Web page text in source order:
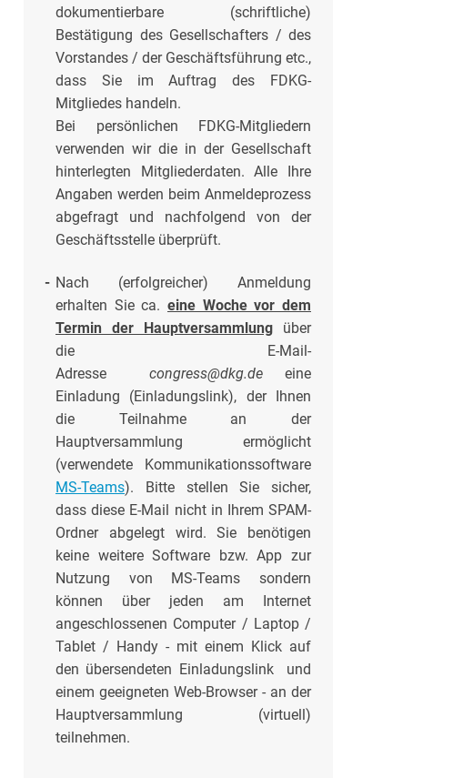
dokumentierbare (schriftliche)
Bestätigung des Gesellschafters / des
Vorstandes / der Geschäftsführung etc.,
dass Sie im Auftrag des FDKG-
Mitgliedes handeln.
Bei persönlichen FDKG-Mitgliedern
verwenden wir die in der Gesellschaft
hinterlegten Mitgliederdaten. Alle Ihre
Angaben werden beim Anmeldeprozess
abgefragt und nachfolgend von der
Geschäftsstelle überprüft.
- Nach (erfolgreicher) Anmeldung
erhalten Sie ca. eine Woche vor dem
Termin der Hauptversammlung
über
die E-Mail-
Adressecongress@dkg.deeine
Einladung (Einladungslink), der Ihnen
die Teilnahme an der
Hauptversammlung ermöglicht
(verwendete Kommunikationssoftware
MS-Teams). Bitte stellen Sie sicher,
dass diese E-Mail nicht in Ihrem SPAM-
Ordner abgelegt wird. Sie benötigen
keine weitere Software bzw. App zur
Nutzung von MS-Teams sondern
können über jeden am Internet
angeschlossenen Computer / Laptop /
Tablet / Handy - mit einem Klick auf
den übersendeten Einladungslink und
einem geeigneten Web-Browser - an der
Hauptversammlung (virtuell)
teilnehmen.